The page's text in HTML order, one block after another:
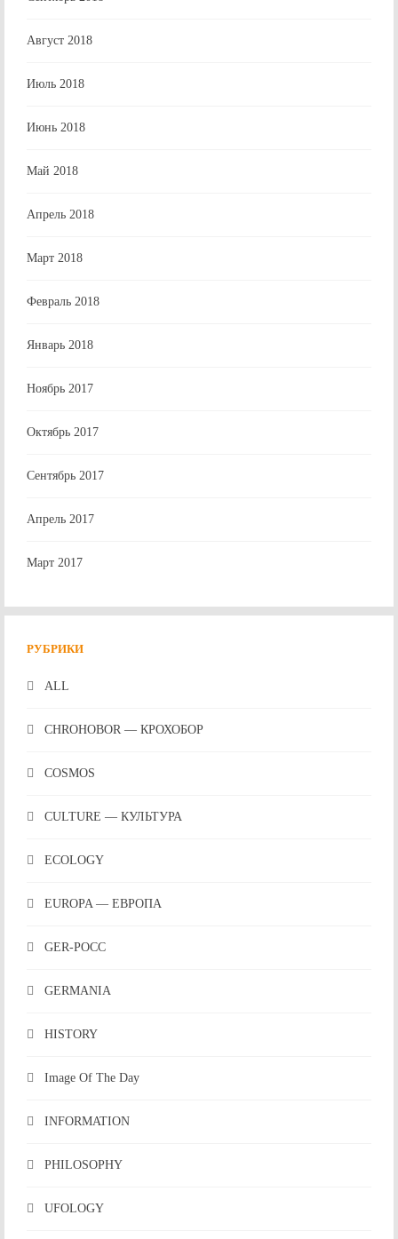
Август 2018
Июль 2018
Июнь 2018
Май 2018
Апрель 2018
Март 2018
Февраль 2018
Январь 2018
Ноябрь 2017
Октябрь 2017
Сентябрь 2017
Апрель 2017
Март 2017
РУБРИКИ
ALL
CHROHOBOR — КРОХОБОР
COSMOS
CULTURE — КУЛЬТУРА
ECOLOGY
EUROPA — ЕВРОПА
GER-POCC
GERMANIA
HISTORY
Image Of The Day
INFORMATION
PHILOSOPHY
UFOLOGY